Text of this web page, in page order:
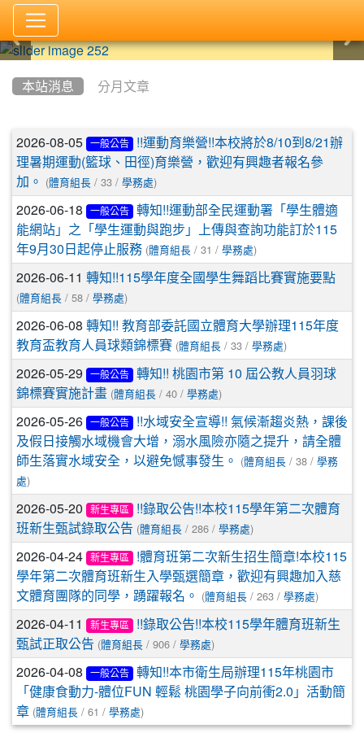
本站消息 分月文章
文章列表
2026-08-05 一般公告
!!運動育樂營!!本校將於8/10到8/21辦
理暑期運動(籃球、田徑)育樂營，歡迎有興趣者報名參
加。
(體育組長 / 33 / 學務處)
2026-06-18 一般公告
轉知!!運動部全民運動署「學生體適
能網站」之「學生運動與跑步」上傳與查詢功能訂於115
年9月30日起停止服務 (體育組長 / 31 / 學務處)
2026-06-11 轉知!!115學年度全國學生舞蹈比賽實施要點
(體育組長 / 58 / 學務處)
2026-06-08 轉知!! 教育部委託國立體育大學辦理115年度
教育盃教育人員球類錦標賽 (體育組長 / 33 / 學務處)
2026-05-29 一般公告
轉知!! 桃園市第 10 屆公教人員羽球
錦標賽實施計畫 (體育組長 / 40 / 學務處)
2026-05-26 一般公告
!!水域安全宣導!! 氣候漸趨炎熱，課後
及假日接觸水域機會大增，溺水風險亦隨之提升，請全體
師生落實水域安全，以避免憾事發生。
(體育組長 / 38 / 學務
處)
2026-05-20 新生專區
!!錄取公告!!本校115學年第二次體育
班新生甄試錄取公告 (體育組長 / 286 / 學務處)
2026-04-24 新生專區
!體育班第二次新生招生簡章!本校115
學年第二次體育班新生入學甄選簡章，歡迎有興趣加入慈
文體育團隊的同學，踴躍報名。
(體育組長 / 263 / 學務處)
2026-04-11 新生專區
!!錄取公告!!本校115學年體育班新生
甄試正取公告 (體育組長 / 906 / 學務處)
2026-04-08 一般公告
轉知!!本市衛生局辦理115年桃園市
「健康食動力-體位FUN 輕鬆 桃園學子向前衝2.0」活動簡
章 (體育組長 / 61 / 學務處)